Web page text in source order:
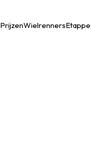
PrijzenWielrenners